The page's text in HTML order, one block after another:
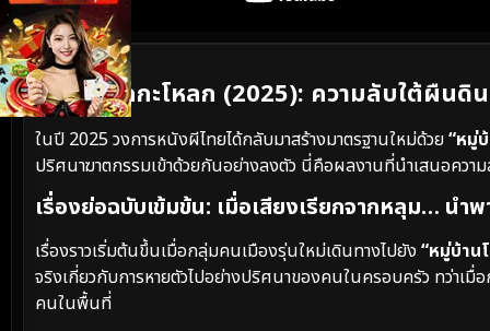
เนื้อเรื่องย่อ
หมู่บ้านโคกะโหลก (2025): ความลับใต้ผืน
ในปี 2025 วงการหนังผีไทยได้กลับมาสร้างมาตรฐานใหม่ด้วย“หมู่
ปริศนาฆาตกรรมเข้าด้วยกันอย่างลงตัว นี่คือผลงานที่นำเสนอคว
เรื่องย่อฉบับเข้มข้น: เมื่อเสียงเรียกจากหลุม… นำ
เรื่องราวเริ่มต้นขึ้นเมื่อกลุ่มคนเมืองรุ่นใหม่เดินทางไปยัง “หมู่บ้าน
จริงเกี่ยวกับการหายตัวไปอย่างปริศนาของคนในครอบครัว ทว่าเ
คนในพื้นที่